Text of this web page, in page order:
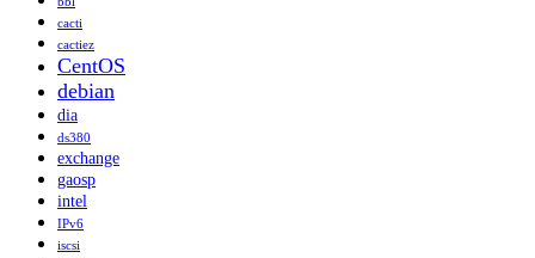
cacti
cactiez
CentOS
debian
dia
ds380
exchange
gaosp
intel
IPv6
iscsi